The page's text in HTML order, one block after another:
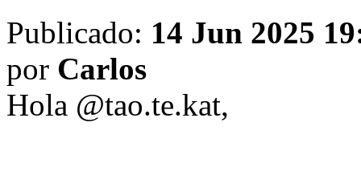
Publicado: 14 Jun 2025
por Carlos
Hola @tao.te.kat,